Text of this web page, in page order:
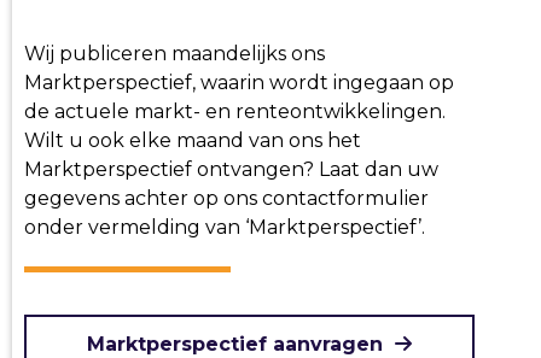
Wij publiceren maandelijks ons
Marktperspectief, waarin wordt ingegaan op
de actuele markt- en renteontwikkelingen.
Wilt u ook elke maand van ons het
Marktperspectief ontvangen? Laat dan uw
gegevens achter op ons contactformulier
onder vermelding van ‘Marktperspectief’.
Marktperspectief aanvragen